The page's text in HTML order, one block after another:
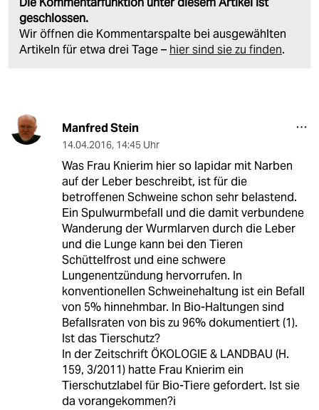
geschlossen.
Wir öffnen die Kommentarspalte bei ausgewählten
Artikeln für etwa drei Tage – hier sind sie zu finden.
Manfred Stein
14.04.2016, 14:45 Uhr
Was Frau Knierim hier so lapidar mit Narben
auf der Leber beschreibt, ist für die
betroffenen Schweine schon sehr belastend.
Ein Spulwurmbefall und die damit verbundene
Wanderung der Wurmlarven durch die Leber
und die Lunge kann bei den Tieren
Schüttelfrost und eine schwere
Lungenentzündung hervorrufen. In
konventionellen Schweinehaltung ist ein Befall
von 5% hinnehmbar. In Bio-Haltungen sind
Befallsraten von bis zu 96% dokumentiert (1).
Ist das Tierschutz?
In der Zeitschrift ÖKOLOGIE & LANDBAU (H.
159, 3/2011) hatte Frau Knierim ein
Tierschutzlabel für Bio-Tiere gefordert. Ist sie
da vorangekommen?i